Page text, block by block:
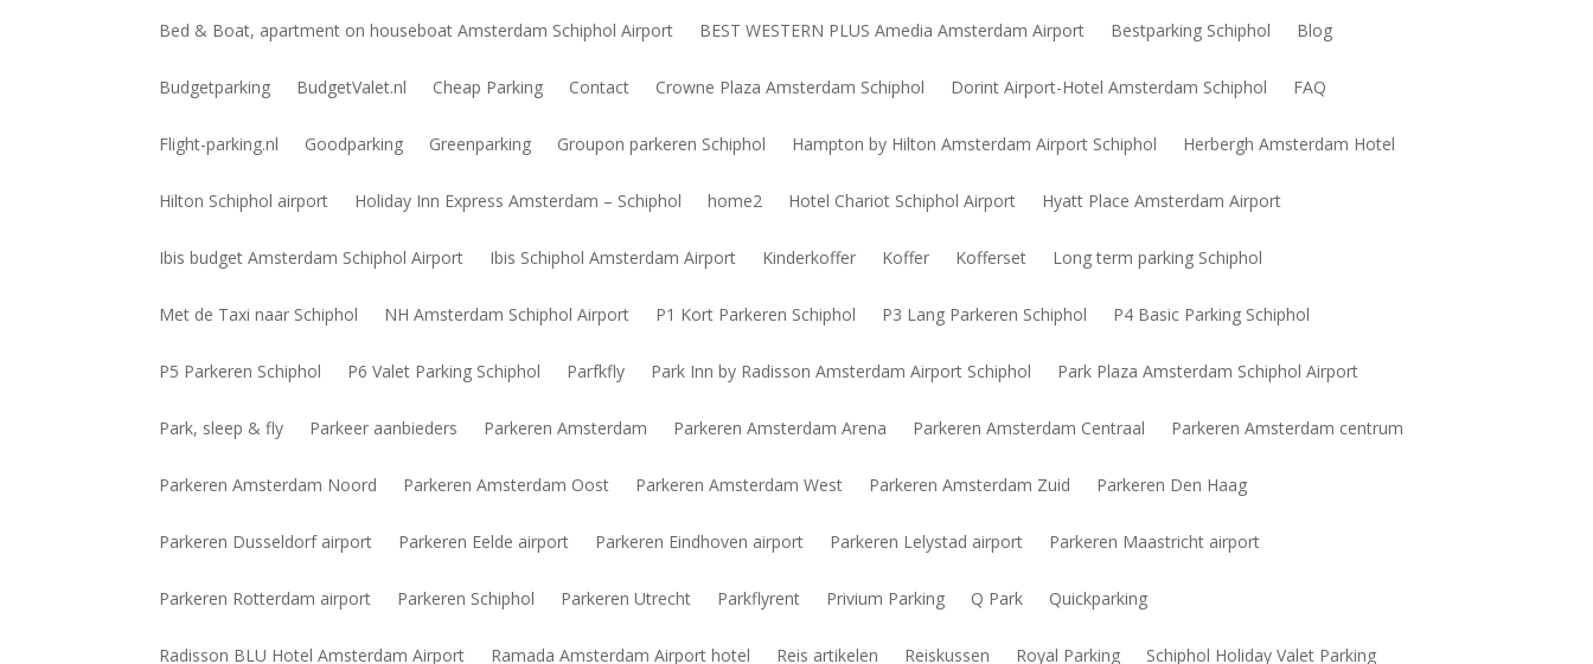
Bed & Boat, apartment on houseboat Amsterdam Schiphol Airport BEST WESTERN PLUS Amedia Amsterdam Airport Bestparking Schiphol Blog
Budgetparking BudgetValet.nl Cheap Parking Contact Crowne Plaza Amsterdam Schiphol Dorint Airport-Hotel Amsterdam Schiphol FAQ
Flight-parking.nl Goodparking Greenparking Groupon parkeren Schiphol Hampton by Hilton Amsterdam Airport Schiphol Herbergh Amsterdam Hotel
Hilton Schiphol airport Holiday Inn Express Amsterdam – Schiphol home2 Hotel Chariot Schiphol Airport Hyatt Place Amsterdam Airport
Ibis budget Amsterdam Schiphol Airport Ibis Schiphol Amsterdam Airport Kinderkoffer Koffer Kofferset Long term parking Schiphol
Met de Taxi naar Schiphol NH Amsterdam Schiphol Airport P1 Kort Parkeren Schiphol P3 Lang Parkeren Schiphol P4 Basic Parking Schiphol
P5 Parkeren Schiphol P6 Valet Parking Schiphol Parfkfly Park Inn by Radisson Amsterdam Airport Schiphol Park Plaza Amsterdam Schiphol Airport
Park, sleep & fly Parkeer aanbieders Parkeren Amsterdam Parkeren Amsterdam Arena Parkeren Amsterdam Centraal Parkeren Amsterdam centrum
Parkeren Amsterdam Noord Parkeren Amsterdam Oost Parkeren Amsterdam West Parkeren Amsterdam Zuid Parkeren Den Haag
Parkeren Dusseldorf airport Parkeren Eelde airport Parkeren Eindhoven airport Parkeren Lelystad airport Parkeren Maastricht airport
Parkeren Rotterdam airport Parkeren Schiphol Parkeren Utrecht Parkflyrent Privium Parking Q Park Quickparking
Radisson BLU Hotel Amsterdam Airport Ramada Amsterdam Airport hotel Reis artikelen Reiskussen Royal Parking Schiphol Holiday Valet Parking